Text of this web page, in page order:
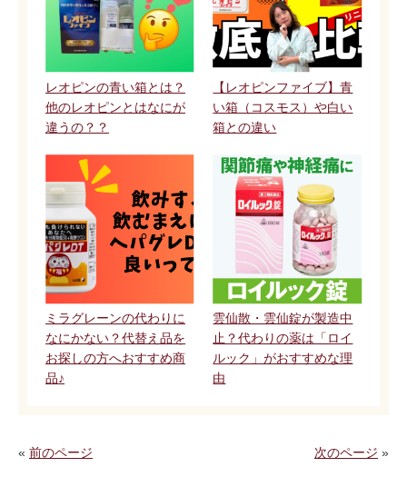
レオピンの青い箱とは？
他のレオピンとはなにが
違うの？？
【レオピンファイブ】青
い箱（コスモス）や白い
箱との違い
ミラグレーンの代わりに
なにかない？代替え品を
お探しの方へおすすめ商
品♪
雲仙散・雲仙錠が製造中
止？代わりの薬は「ロイ
ルック」がおすすめな理
由
« 前のページ 次のページ »